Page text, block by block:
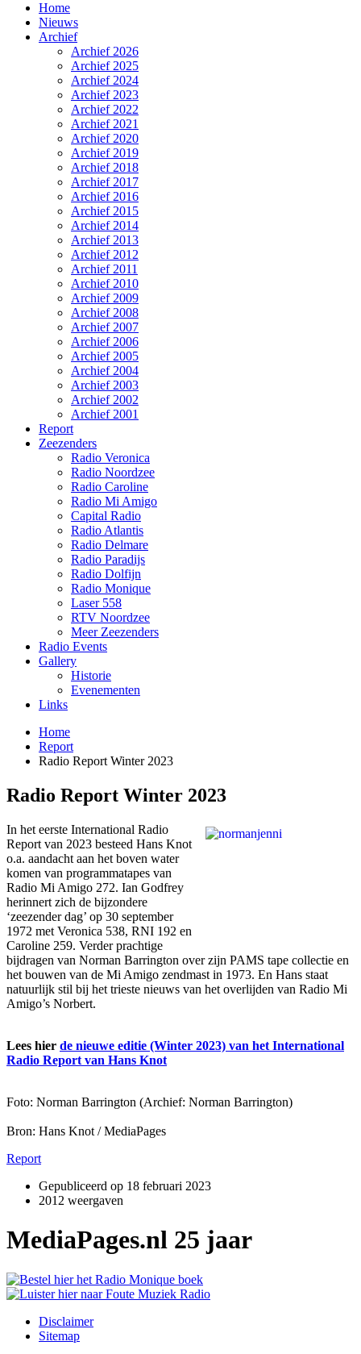
Home
Nieuws
Archief
Archief 2026
Archief 2025
Archief 2024
Archief 2023
Archief 2022
Archief 2021
Archief 2020
Archief 2019
Archief 2018
Archief 2017
Archief 2016
Archief 2015
Archief 2014
Archief 2013
Archief 2012
Archief 2011
Archief 2010
Archief 2009
Archief 2008
Archief 2007
Archief 2006
Archief 2005
Archief 2004
Archief 2003
Archief 2002
Archief 2001
Report
Zeezenders
Radio Veronica
Radio Noordzee
Radio Caroline
Radio Mi Amigo
Capital Radio
Radio Atlantis
Radio Delmare
Radio Paradijs
Radio Dolfijn
Radio Monique
Laser 558
RTV Noordzee
Meer Zeezenders
Radio Events
Gallery
Historie
Evenementen
Links
Home
Report
Radio Report Winter 2023
Radio Report Winter 2023
In het eerste International Radio
Report van 2023 besteed Hans Knot
o.a. aandacht aan het boven water
komen van programmatapes van
Radio Mi Amigo 272. Ian Godfrey
herinnert zich de bijzondere
‘zeezender dag’ op 30 september
1972 met Veronica 538, RNI 192 en
Caroline 259. Verder prachtige
bijdragen van Norman Barrington over zijn PAMS tape collectie en
het bouwen van de Mi Amigo zendmast in 1973. En Hans staat
natuurlijk stil bij het trieste nieuws van het overlijden van Radio Mi
Amigo’s Norbert.
Lees hier de nieuwe editie (Winter 2023) van het International
Radio Report van Hans Knot
Foto: Norman Barrington (Archief: Norman Barrington)
Bron: Hans Knot / MediaPages
Report
Gepubliceerd op 18 februari 2023
2012 weergaven
MediaPages.nl 25 jaar
Disclaimer
Sitemap